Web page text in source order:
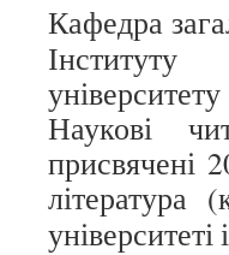
Кафедра
Інституту
Наукові
присвячені
література